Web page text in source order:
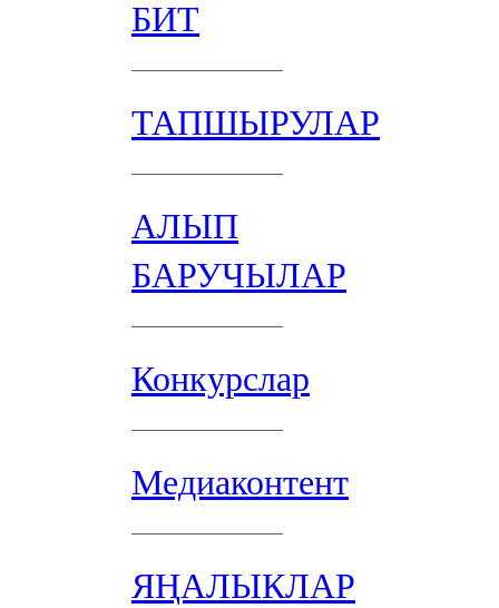
БИТ
ТАПШЫРУЛАР
АЛЫП
БАРУЧЫЛАР
Конкурслар
Медиаконтент
ЯҢАЛЫКЛАР